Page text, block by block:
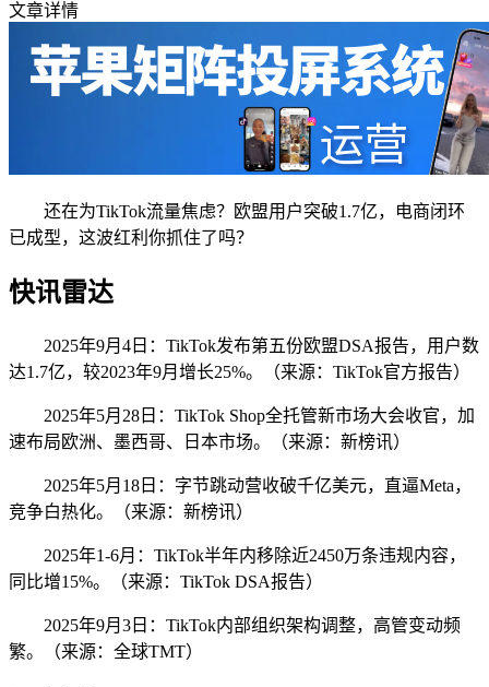
文章详情
还在为TikTok流量焦虑？欧盟用户突破1.7亿，电商闭环
已成型，这波红利你抓住了吗？
快讯雷达
2025年9月4日：TikTok发布第五份欧盟DSA报告，用户数
达1.7亿，较2023年9月增长25%。（来源：TikTok官方报告）
2025年5月28日：TikTok Shop全托管新市场大会收官，加
速布局欧洲、墨西哥、日本市场。（来源：新榜讯）
2025年5月18日：字节跳动营收破千亿美元，直逼Meta，
竞争白热化。（来源：新榜讯）
2025年1-6月：TikTok半年内移除近2450万条违规内容，
同比增15%。（来源：TikTok DSA报告）
2025年9月3日：TikTok内部组织架构调整，高管变动频
繁。（来源：全球TMT）